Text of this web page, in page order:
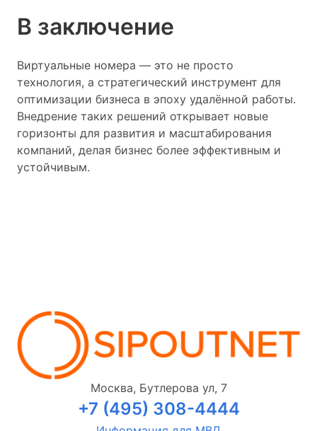
В заключение
Виртуальные номера — это не просто
технология, а стратегический инструмент для
оптимизации бизнеса в эпоху удалённой работы.
Внедрение таких решений открывает новые
горизонты для развития и масштабирования
компаний, делая бизнес более эффективным и
устойчивым.
Москва, Бутлерова ул, 7
+7 (495) 308-4444